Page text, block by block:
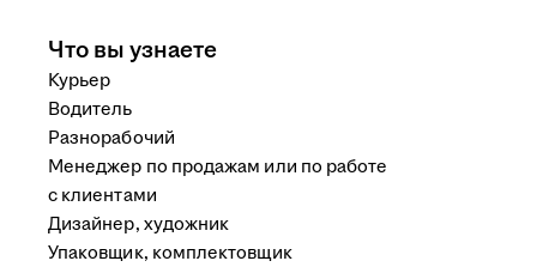
Что вы узнаете
Курьер
Водитель
Разнорабочий
Менеджер по продажам или по работе
с клиентами
Дизайнер, художник
Упаковщик, комплектовщик